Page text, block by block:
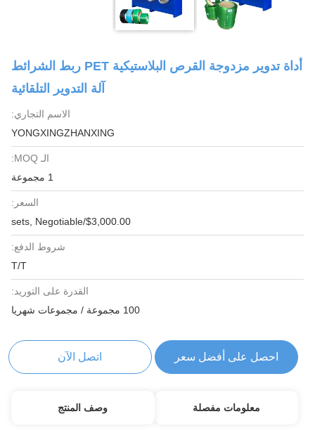
أداة تدوير مزدوجة القرص البلاستيكية PET ربط الشرائط
آلة التدوير التلقائية
الاسم التجاري:
YONGXINGZHANXING
الـ MOQ:
1 مجموعة
السعر:
$3,000.00/sets, Negotiable
شروط الدفع:
T/T
القدرة على التوريد:
100 مجموعة / مجموعات شهريا
احصل على أفضل سعر اتصل الآن
معلومات مفصلة وصف المنتج